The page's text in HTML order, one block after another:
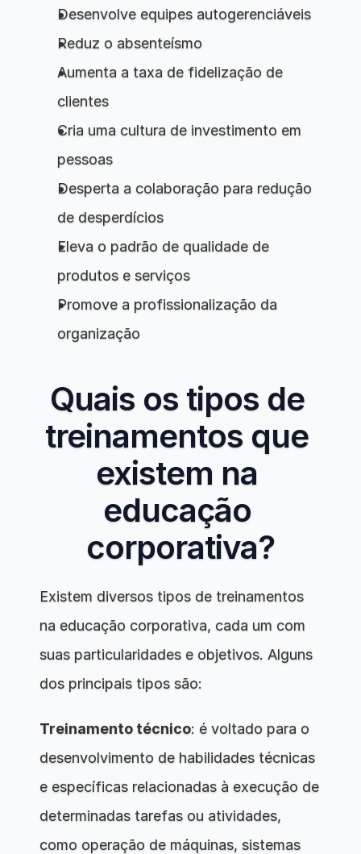
Desenvolve equipes autogerenciáveis
Reduz o absenteísmo
Aumenta a taxa de fidelização de
clientes
Cria uma cultura de investimento em
pessoas
Desperta a colaboração para redução
de desperdícios
Eleva o padrão de qualidade de
produtos e serviços
Promove a profissionalização da
organização
Quais os tipos de
treinamentos que
existem na
educação
corporativa?
Existem diversos tipos de treinamentos
na educação corporativa, cada um com
suas particularidades e objetivos. Alguns
dos principais tipos são:
Treinamento técnico: é voltado para o
desenvolvimento de habilidades técnicas
e específicas relacionadas à execução de
determinadas tarefas ou atividades,
como operação de máquinas, sistemas